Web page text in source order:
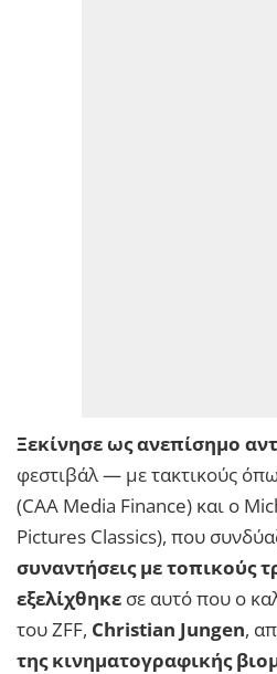
Ξεκίνησε ως ανεπίσημο
φεστιβάλ — με τακτικούς
(CAA Media Finance) και ο
Pictures Classics), που
συναντήσεις με τοπικούς
εξελίχθηκε σε αυτό που ο
του ZFF, Christian Jungen,
της κινηματογραφικής